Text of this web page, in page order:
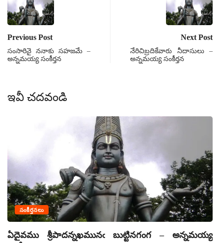
Previous Post
సంసారినై ననాకు సహజమే –
అన్నమయ్య సంకీర్తన
Next Post
నేరిచిబ్రదికేవారు నీదాసులు –
అన్నమయ్య సంకీర్తన
ఇవీ చదవండి
సంకీర్తనలు
ఏదైవము శ్రీపాదన్నఖమునఁ బుట్టినగంగ – అన్నమయ్య